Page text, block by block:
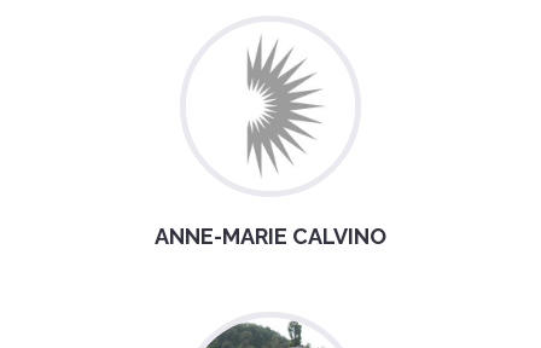
ANNE-MARIE CALVINO